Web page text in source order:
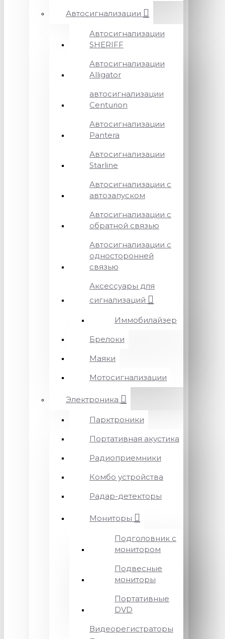
Автосигнализации
Автосигнализации
SHERIFF
Автосигнализации
Alligator
автосигнализации
Centurion
Автосигнализации
Pantera
Автосигнализации
Starline
Автосигнализации с
автозапуском
Автосигнализации с
обратной связью
Автосигнализации с
односторонней
связью
Аксессуары для
сигнализаций
Иммобилайзер
Брелоки
Маяки
Мотосигнализации
Электроника
Парктроники
Портативная акустика
Радиоприемники
Комбо устройства
Радар-детекторы
Мониторы
Подголовник с
монитором
Подвесные
мониторы
Портативные
DVD
Видеорегистраторы